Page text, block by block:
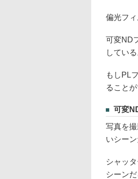
偏光フ
可変ND
している
もしPL
ることが
可変
写真を
いシーン
シャッ
シーンだ